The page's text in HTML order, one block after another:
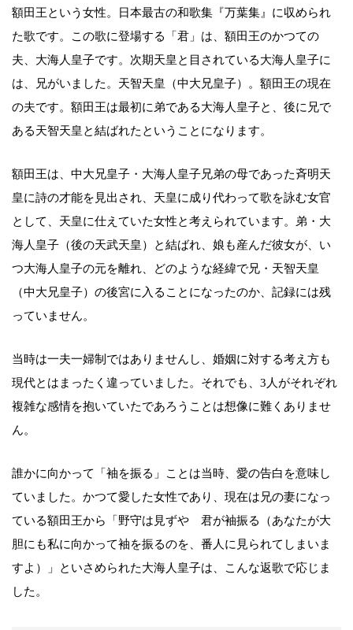
額田王という女性。日本最古の和歌集『万葉集』に収められ
た歌です。この歌に登場する「君」は、額田王のかつての
夫、大海人皇子です。次期天皇と目されている大海人皇子に
は、兄がいました。天智天皇（中大兄皇子）。額田王の現在
の夫です。額田王は最初に弟である大海人皇子と、後に兄で
ある天智天皇と結ばれたということになります。
額田王は、中大兄皇子・大海人皇子兄弟の母であった斉明天
皇に詩の才能を見出され、天皇に成り代わって歌を詠む女官
として、天皇に仕えていた女性と考えられています。弟・大
海人皇子（後の天武天皇）と結ばれ、娘も産んだ彼女が、い
つ大海人皇子の元を離れ、どのような経緯で兄・天智天皇
（中大兄皇子）の後宮に入ることになったのか、記録には残
っていません。
当時は一夫一婦制ではありませんし、婚姻に対する考え方も
現代とはまったく違っていました。それでも、3人がそれぞれ
複雑な感情を抱いていたであろうことは想像に難くありませ
ん。
誰かに向かって「袖を振る」ことは当時、愛の告白を意味し
ていました。かつて愛した女性であり、現在は兄の妻になっ
ている額田王から「野守は見ずや 君が袖振る（あなたが大
胆にも私に向かって袖を振るのを、番人に見られてしまいま
すよ）」といさめられた大海人皇子は、こんな返歌で応じま
した。